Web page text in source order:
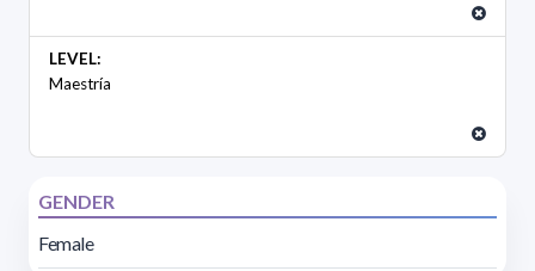
LEVEL:
Maestría
GENDER
Female